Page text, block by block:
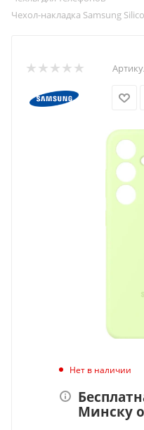
Чехол-накладка Samsung
Нет в наличии
Минску